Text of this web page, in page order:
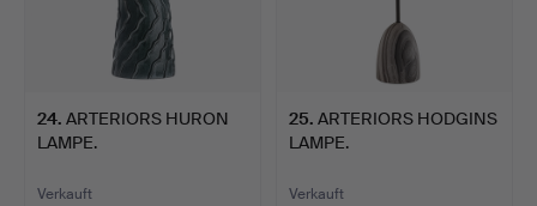
24. ARTERIORS HURON
LAMPE.
Verkauft
25. ARTERIORS HODGINS
LAMPE.
Verkauft